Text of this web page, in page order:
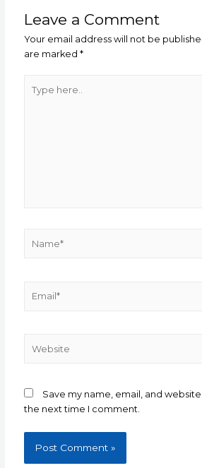
Leave a Comment
Your email address will not be
are marked*
here..
Save my name, email, and
the next time I comment.